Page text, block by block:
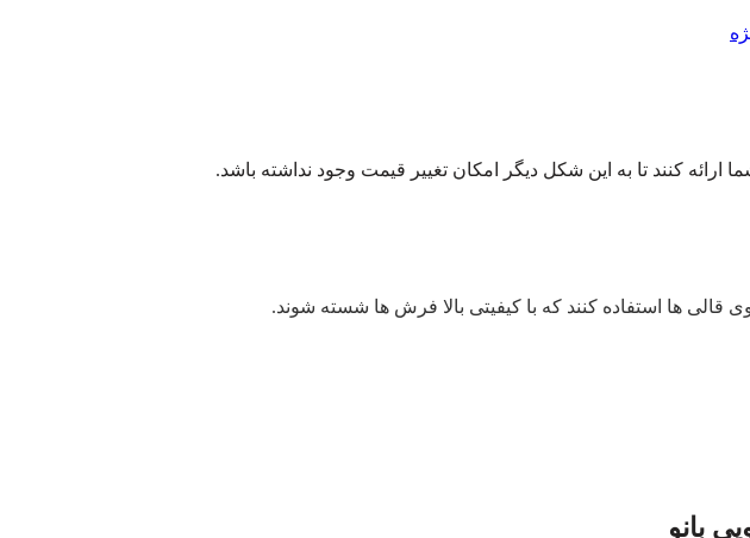
کنند تا به این شکل دیگر امکان تغییر قیمت وجود نداشته باشد.
ها استفاده کنند که با کیفیتی بالا فرش ها شسته شوند.
بانو